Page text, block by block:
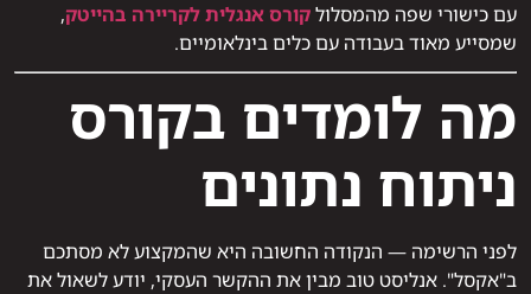
עם כישורי שפה מהמסלולקורס אנגלית לקריירה בהייטק,
שמסייע מאוד בעבודה עם כלים בינלאומיים.
מה לומדים בקורס
ניתוח נתונים
לפני הרשימה — הנקודה החשובה היא שהמקצוע לא מסתכם
ב"אקסל". אנליסט טוב מבין את ההקשר העסקי, יודע לשאול את